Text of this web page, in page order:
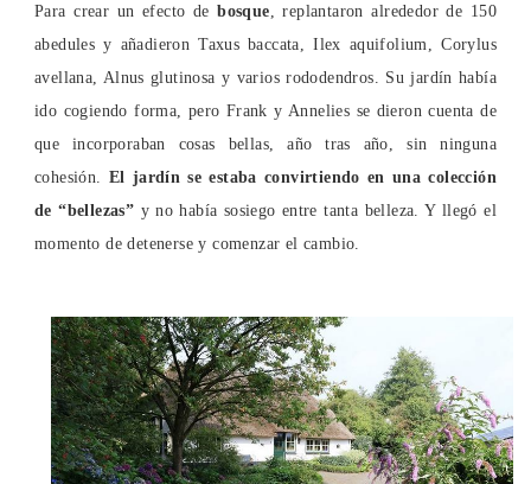
Para crear un efecto debosque , replantaron alrededor de 150
abedules y añadieron Taxus baccata, Ilex aquifolium, Corylus
avellana, Alnus glutinosa y varios rododendros. Su jardín había
ido cogiendo forma, pero Frank y Annelies se dieron cuenta de
que incorporaban cosas bellas, año tras año, sin ninguna
cohesión. El jardín se estaba convirtiendo en una colección
de “bellezas” y no había sosiego entre tanta belleza. Y llegó el
momento de detenerse y comenzar el cambio.